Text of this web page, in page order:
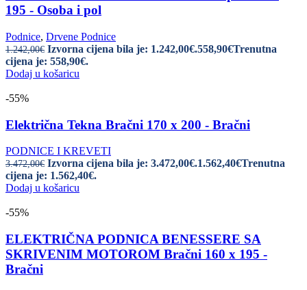
195 - Osoba i pol
Podnice, Drvene Podnice
1.242,00€ Izvorna cijena bila je: 1.242,00€.558,90€Trenutna
cijena je: 558,90€.
Dodaj u košaricu
-55%
Električna Tekna Bračni 170 x 200 - Bračni
PODNICE I KREVETI
3.472,00€ Izvorna cijena bila je: 3.472,00€.1.562,40€Trenutna
cijena je: 1.562,40€.
Dodaj u košaricu
-55%
ELEKTRIČNA PODNICA BENESSERE SA
SKRIVENIM MOTOROM Bračni 160 x 195 -
Bračni